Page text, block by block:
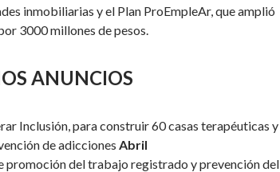
inmobiliarias y el Plan ProEmpleAr, que amplió
3000 millones de pesos.
ANUNCIOS
Inclusión, para construir 60 casas terapéuticas y
de adicciones Abril
promoción del trabajo registrado y prevención del